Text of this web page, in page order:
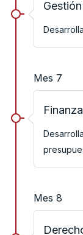
Mes 7
Mes 8